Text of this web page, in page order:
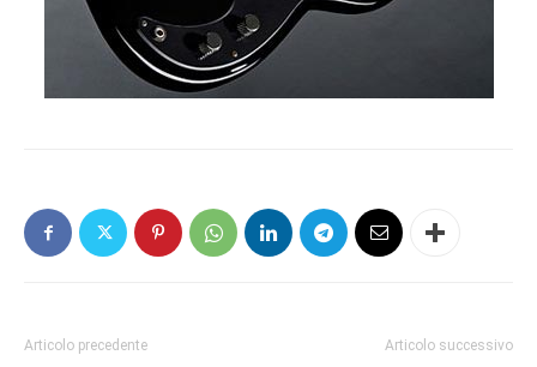
Articolo precedente Articolo successivo